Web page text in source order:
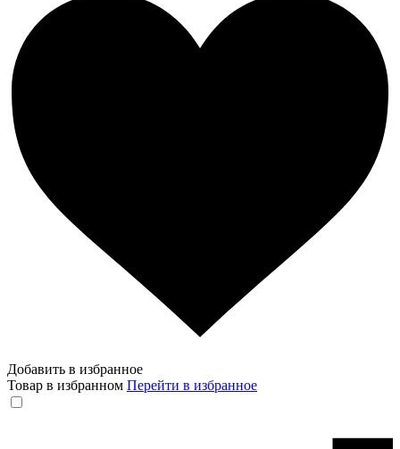
Добавить в избранное
Товар в избранном Перейти в избранное